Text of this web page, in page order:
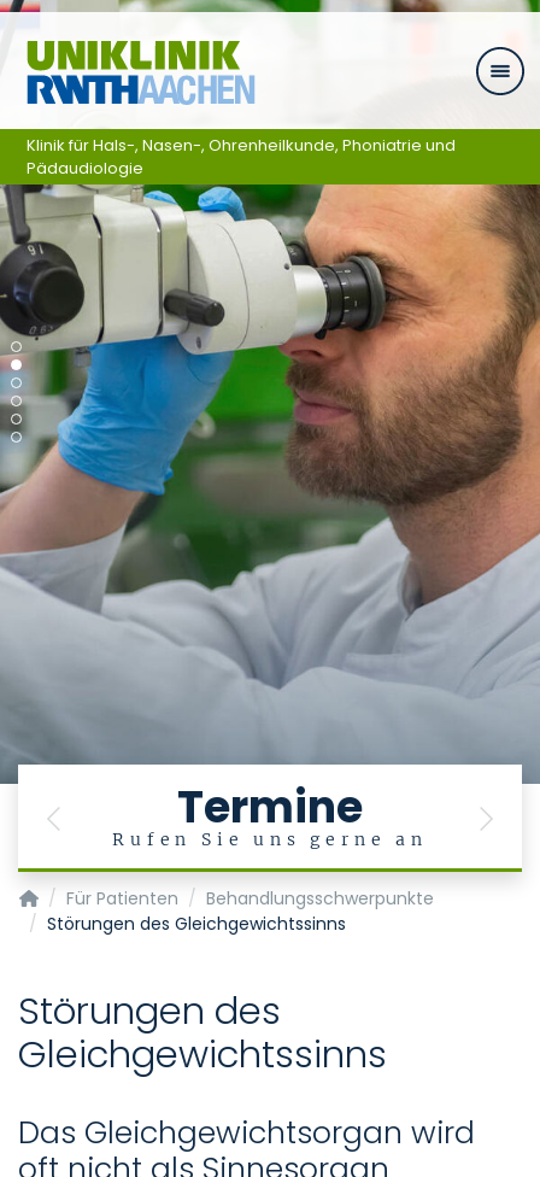
Zum Inhalt springen
Termine
Rufen Sie uns gerne an
Previous Next
Klinik für Hals-, Nasen-, Ohrenheilkunde, Phoniatrie und
Pädaudiologie
Klinik für Hals-, Nasen-, Ohrenheilkunde, Phoniatrie und
Für Patienten
Behandlungsschwerpunkte
Störungen des Gleichgewichtssinns
Störungen des
Gleichgewichtssinns
Das Gleichgewichtsorgan wird